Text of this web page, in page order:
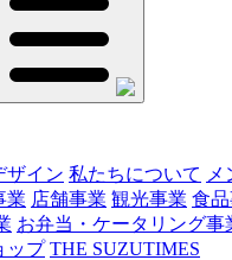
ザイン 私たちについて メ
業 店舗事業 観光事業 食
お弁当・ケータリング事
ップ THE SUZUTIMES